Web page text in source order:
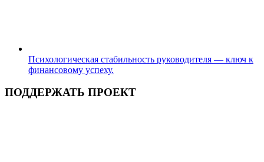
Психологическая стабильность руководителя — ключ к
финансовому успеху.
ПОДДЕРЖАТЬ ПРОЕКТ